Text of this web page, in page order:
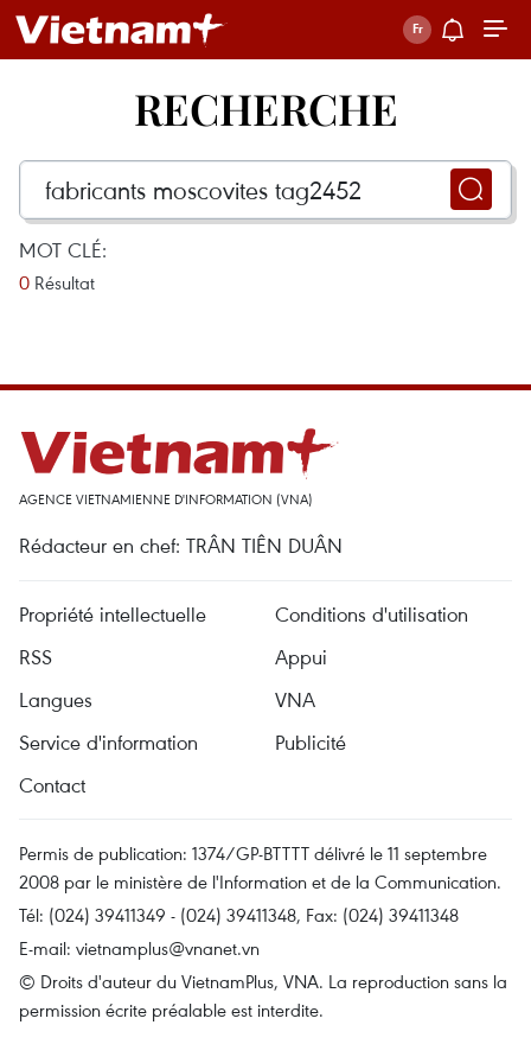
RECHERCHE
MOT CLÉ:
0 Résultat
AGENCE VIETNAMIENNE D'INFORMATION (VNA)
Rédacteur en chef: TRÂN TIÊN DUÂN
Propriété intellectuelle
Conditions d'utilisation
RSS
Appui
Langues
VNA
Service d'information
Publicité
Contact
Permis de publication: 1374/GP-BTTTT délivré le 11 septembre
2008 par le ministère de l'Information et de la Communication.
Tél: (024) 39411349 - (024) 39411348, Fax: (024) 39411348
E-mail: vietnamplus@vnanet.vn
© Droits d'auteur du VietnamPlus, VNA. La reproduction sans la
permission écrite préalable est interdite.